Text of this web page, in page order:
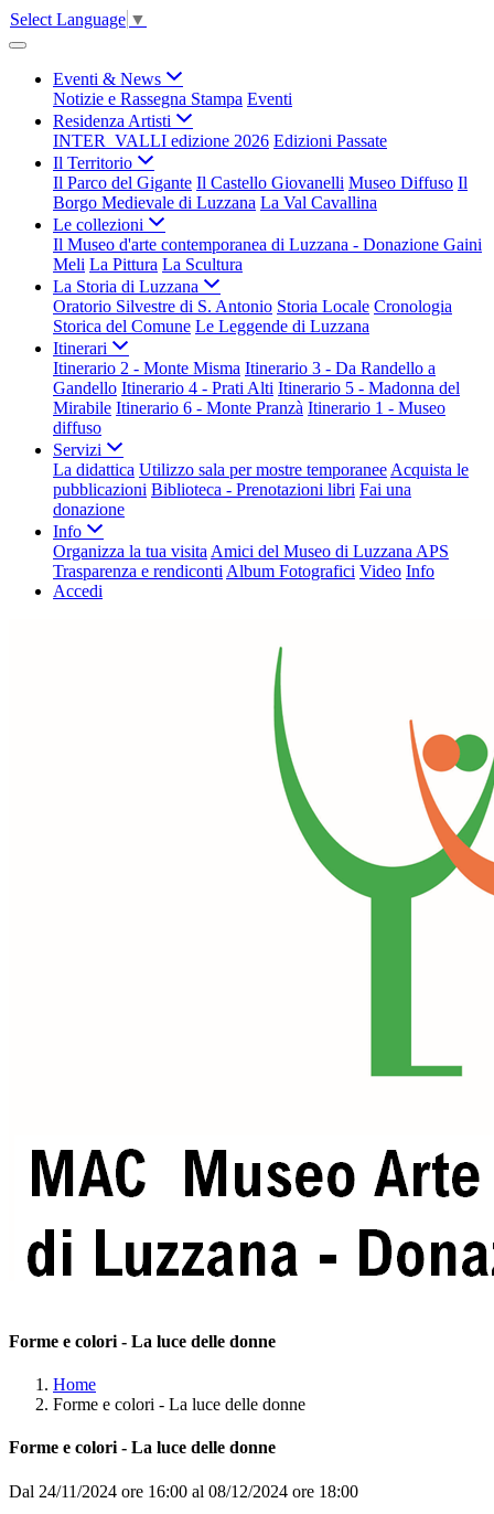
Select Language ▼
Eventi & News
Notizie e Rassegna Stampa Eventi
Residenza Artisti
INTER_VALLI edizione 2026 Edizioni Passate
Il Territorio
Il Parco del Gigante Il Castello Giovanelli Museo Diffuso Il
Borgo Medievale di Luzzana La Val Cavallina
Le collezioni
Il Museo d'arte contemporanea di Luzzana - Donazione Gaini
Meli La Pittura La Scultura
La Storia di Luzzana
Oratorio Silvestre di S. Antonio Storia Locale Cronologia
Storica del Comune Le Leggende di Luzzana
Itinerari
Itinerario 2 - Monte Misma Itinerario 3 - Da Randello a
Gandello Itinerario 4 - Prati Alti Itinerario 5 - Madonna del
Mirabile Itinerario 6 - Monte Pranzà Itinerario 1 - Museo
diffuso
Servizi
La didattica Utilizzo sala per mostre temporanee Acquista le
pubblicazioni Biblioteca - Prenotazioni libri Fai una
donazione
Info
Organizza la tua visita Amici del Museo di Luzzana APS
Trasparenza e rendiconti Album Fotografici Video Info
Accedi
Forme e colori - La luce delle donne
Home
Forme e colori - La luce delle donne
Forme e colori - La luce delle donne
Dal 24/11/2024 ore 16:00 al 08/12/2024 ore 18:00